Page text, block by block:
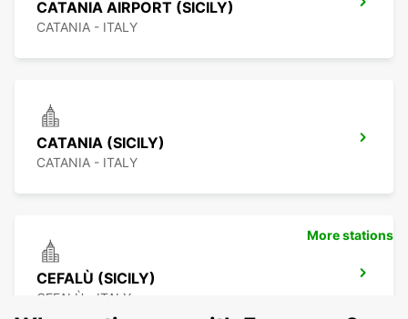
CATANIA AIRPORT (SICILY)
CATANIA - ITALY
CATANIA (SICILY)
CATANIA - ITALY
CEFALÙ (SICILY)
CEFALÙ - ITALY
More stations